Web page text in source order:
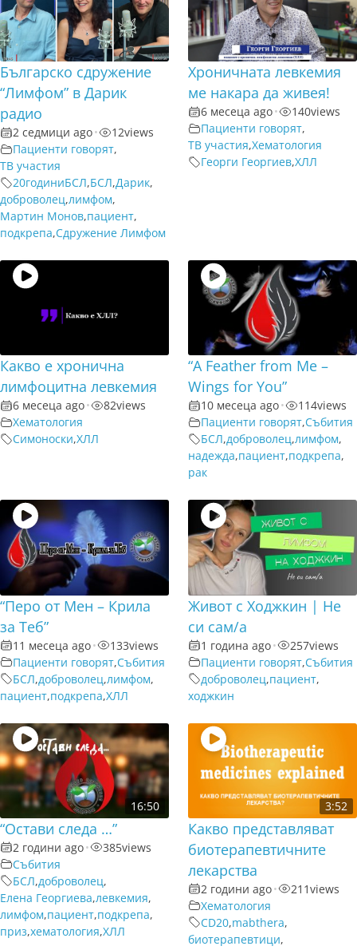
Българско сдружение
“Лимфом” в Дарик
радио
2 седмици ago• 12views
Пациенти говорят,
ТВ участия
20годиниБСЛ,БСЛ,Дарик,
доброволец,лимфом,
Мартин Монов,пациент,
подкрепа,Сдружение Лимфом
Хроничната левкемия
ме накара да живея!
6 месеца ago• 140views
Пациенти говорят,
ТВ участия,Хематология
Георги Георгиев,ХЛЛ
Какво е хронична
лимфоцитна левкемия
6 месеца ago• 82views
Хематология
Симоноски,ХЛЛ
“A Feather from Me –
Wings for You”
10 месеца ago• 114views
Пациенти говорят,Събития
БСЛ,доброволец,лимфом,
надежда,пациент,подкрепа,
рак
“Перо от Мен – Крила
за Теб”
11 месеца ago• 133views
Пациенти говорят,Събития
БСЛ,доброволец,лимфом,
пациент,подкрепа,ХЛЛ
Живот с Ходжкин | Не
си сам/а
1 година ago• 257views
Пациенти говорят,Събития
доброволец,пациент,
ходжкин
16:50
“Остави следа …”
2 години ago• 385views
Събития
БСЛ,доброволец,
Елена Георгиева,левкемия,
лимфом,пациент,подкрепа,
приз,хематология,ХЛЛ
3:52
Какво представляват
биотерапевтичните
лекарства
2 години ago• 211views
Хематология
CD20,mabthera,
биотерапевтици,